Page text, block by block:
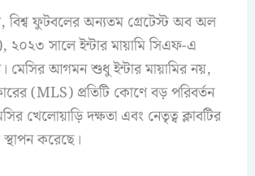
, বিশ্ব ফুটবলের অন্যতম গ্রেটেস্ট অব অল
২০২৩ সালে ইন্টার মায়ামি সিএফ-এ
মেসির আগমন শুধু ইন্টার মায়ামির নয়,
(MLS) প্রতিটি কোণে বড় পরিবর্তন
খেলোয়াড়ি দক্ষতা এবং নেতৃত্ব ক্লাবটির
স্থাপন করেছে।